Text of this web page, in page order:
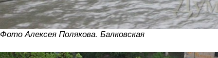
Фото Алексея Полякова. Балковская